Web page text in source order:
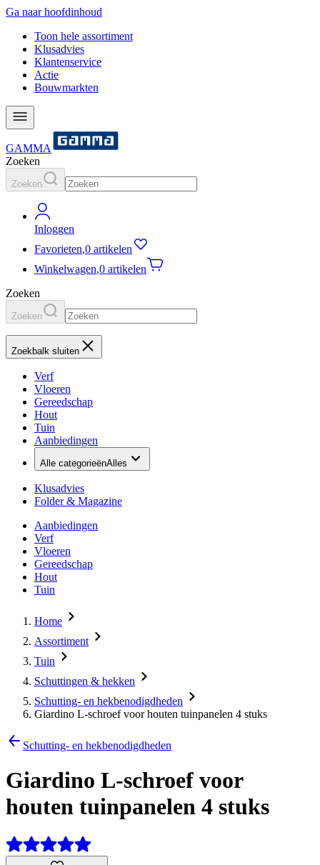
Ga naar hoofdinhoud
Toon hele assortiment
Klusadvies
Klantenservice
Actie
Bouwmarkten
GAMMA
Zoeken
Zoeken
Inloggen
Favorieten,0 artikelen
Winkelwagen,0 artikelen
Zoeken
Zoeken
Zoekbalk sluiten
Verf
Vloeren
Gereedschap
Hout
Tuin
Aanbiedingen
Alle categorieënAlles
Klusadvies
Folder & Magazine
Aanbiedingen
Verf
Vloeren
Gereedschap
Hout
Tuin
Home
Assortiment
Tuin
Schuttingen & hekken
Schutting- en hekbenodigdheden
Giardino L-schroef voor houten tuinpanelen 4 stuks
Schutting- en hekbenodigdheden
Giardino L-schroef voor
houten tuinpanelen 4 stuks